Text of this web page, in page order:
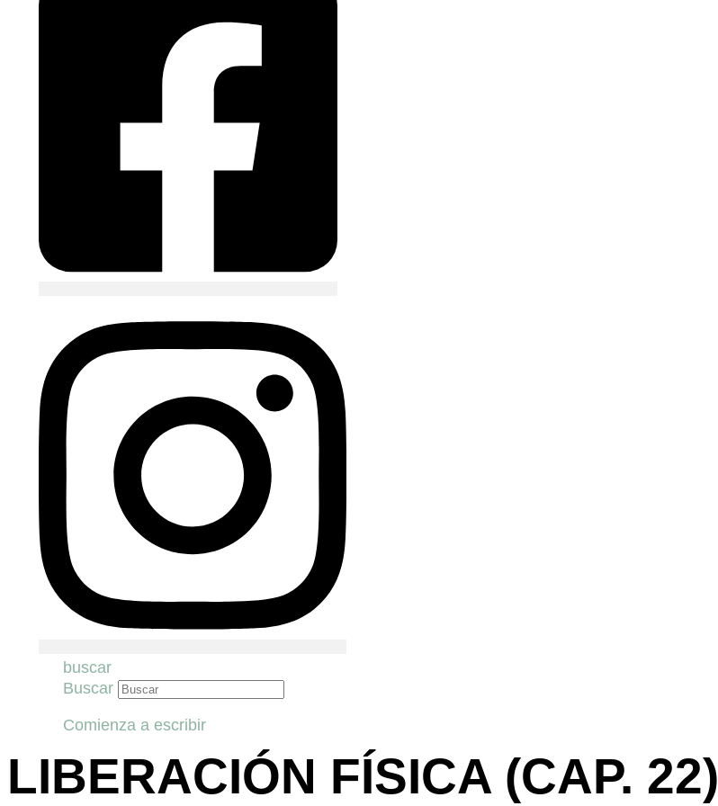
buscar
Buscar
Comienza a escribir
LIBERACIÓN FÍSICA (CAP. 22)